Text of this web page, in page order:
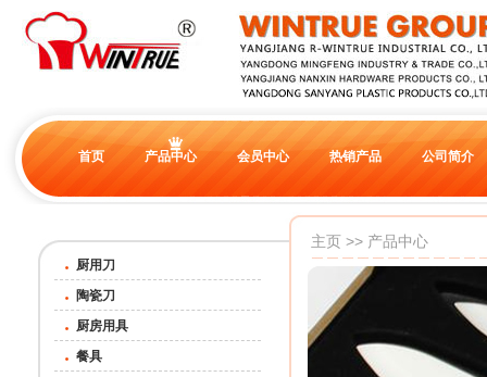
首页 产品中心 会员中心 热销产品 公司简介
厨用刀
陶瓷刀
厨房用具
餐具
主页 >> 产品中心